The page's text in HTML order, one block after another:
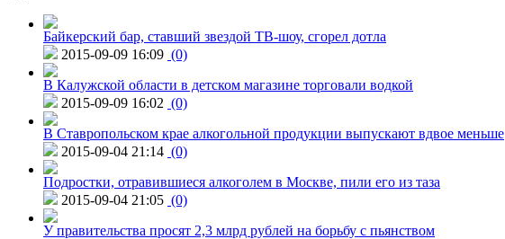
Байкерский бар, ставший звездой ТВ-шоу, сгорел дотла
2015-09-09 16:09 (0)
В Калужской области в детском магазине торговали водкой
2015-09-09 16:02 (0)
В Ставропольском крае алкогольной продукции выпускают вдвое меньше
2015-09-04 21:14 (0)
Подростки, отравившиеся алкоголем в Москве, пили его из таза
2015-09-04 21:05 (0)
У правительства просят 2,3 млрд рублей на борьбу с пьянством